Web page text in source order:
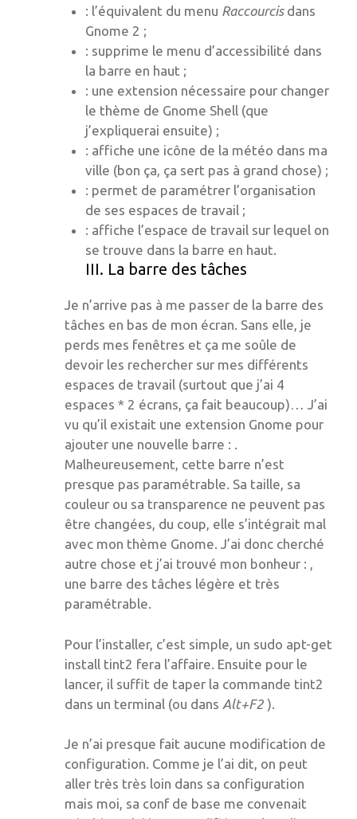
: l’équivalent du menu Raccourcis dans
Gnome 2 ;
: supprime le menu d’accessibilité dans
la barre en haut ;
: une extension nécessaire pour changer
le thème de Gnome Shell (que
j’expliquerai ensuite) ;
: affiche une icône de la météo dans ma
ville (bon ça, ça sert pas à grand chose) ;
: permet de paramétrer l’organisation
de ses espaces de travail ;
: affiche l’espace de travail sur lequel on
se trouve dans la barre en haut.
III. La barre des tâches
Je n’arrive pas à me passer de la barre des
tâches en bas de mon écran. Sans elle, je
perds mes fenêtres et ça me soûle de
devoir les rechercher sur mes différents
espaces de travail (surtout que j’ai 4
espaces * 2 écrans, ça fait beaucoup)… J’ai
vu qu’il existait une extension Gnome pour
ajouter une nouvelle barre : .
Malheureusement, cette barre n’est
presque pas paramétrable. Sa taille, sa
couleur ou sa transparence ne peuvent pas
être changées, du coup, elle s’intégrait mal
avec mon thème Gnome. J’ai donc cherché
autre chose et j’ai trouvé mon bonheur : ,
une barre des tâches légère et très
paramétrable.
Pour l’installer, c’est simple, un sudo apt-get
install tint2 fera l’affaire. Ensuite pour le
lancer, il suffit de taper la commande tint2
dans un terminal (ou dans Alt+F2 ).
Je n’ai presque fait aucune modification de
configuration. Comme je l’ai dit, on peut
aller très très loin dans sa configuration
mais moi, sa conf de base me convenait